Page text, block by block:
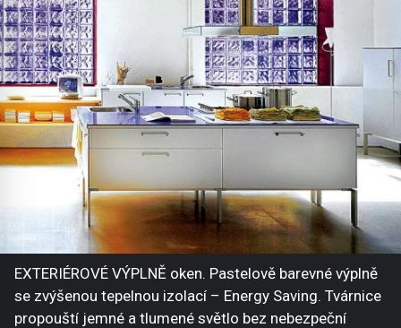
EXTERIÉROVÉ VÝPLNĚ oken. Pastelově barevné výplně
se zvýšenou tepelnou izolací – Energy Saving. Tvárnice
propouští jemné a tlumené světlo bez nebezpeční